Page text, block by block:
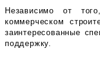
Независимо от
коммерческом
заинтересованные
поддержку.